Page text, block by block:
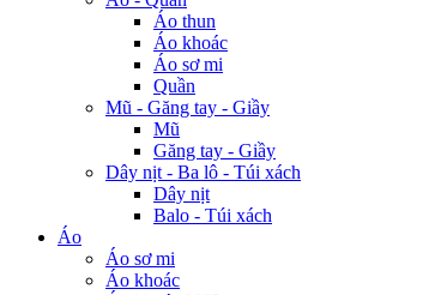
Áo thun
Áo khoác
Áo sơ mi
Quần
Mũ - Găng tay - Giầy
Mũ
Găng tay - Giầy
Dây nịt - Ba lô - Túi xách
Dây nịt
Balo - Túi xách
Áo
Áo sơ mi
Áo khoác